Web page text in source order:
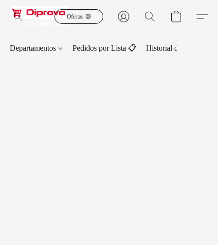
Ofertas 🟡
Departamentos Pedidos por Lista 📋 Historial de Pedidos